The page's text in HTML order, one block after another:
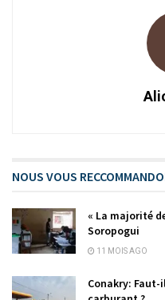
NOUS VOUS
« La majorité
Soropogui
11 MOIS AGO
Conakry: Faut-